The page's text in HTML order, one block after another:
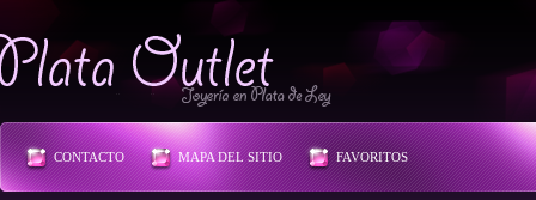
CONTACTO MAPA DEL SITIO FAVORITOS